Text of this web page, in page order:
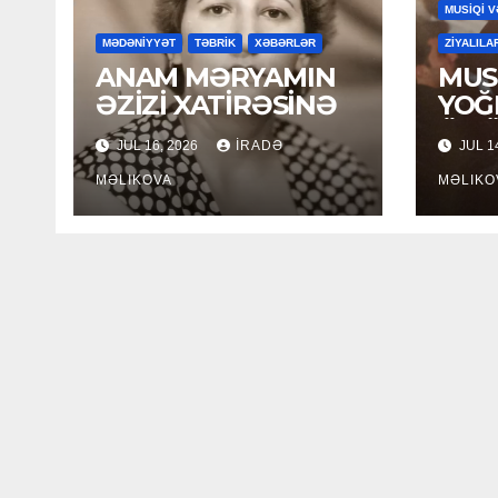
MƏDƏNİYYƏT TƏBRİK XƏBƏRLƏR
ANAM MƏRYAMIN
ƏZİZİ XATİRƏSİNƏ
JUL 16, 2026 İRADƏ
MƏLIKOVA
MUSİQİ
JUL